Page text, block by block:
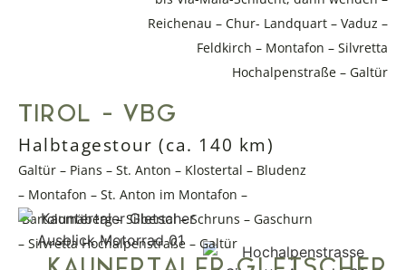
Reichenau – Chur- Landquart – Vaduz –
Feldkirch – Montafon – Silvretta
Hochalpenstraße – Galtür
TIROL - VBG
Halbtagestour (ca. 140 km)
Galtür – Pians – St. Anton – Klostertal – Bludenz
– Montafon – St. Anton im Montafon –
Bartolomäberg – Silbertal – Schruns – Gaschurn
– Silvretta Hochalpenstraße – Galtür